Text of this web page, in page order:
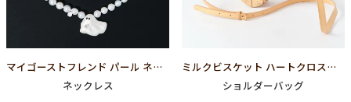
マイゴーストフレンド パール ネックレス
ネックレス
ミルクビスケット ハートクロスボディーバッグ
ショルダーバッグ